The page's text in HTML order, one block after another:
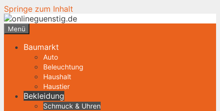
Springe zum Inhalt
Menü
Baumarkt
Auto
Beleuchtung
Haushalt
Haustier
Bekleidung
Schmuck & Uhren